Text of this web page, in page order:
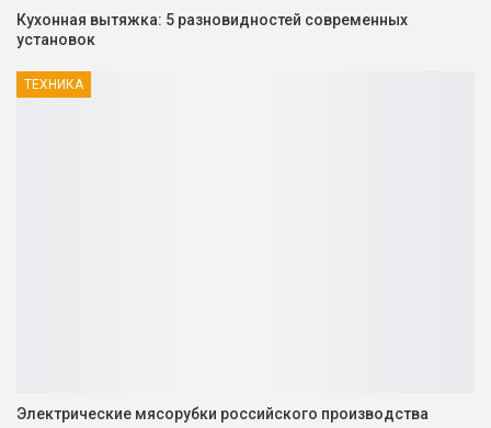
Кухонная вытяжка: 5 разновидностей современных
установок
ТЕХНИКА
Электрические мясорубки российского производства